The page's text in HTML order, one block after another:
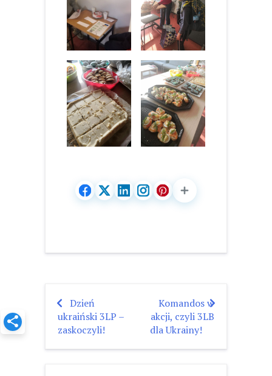
Nawigacja
wpisu
Dzień
ukraiński 3LP –
zaskoczyli!
Komandos w
akcji, czyli 3LB
dla Ukrainy!